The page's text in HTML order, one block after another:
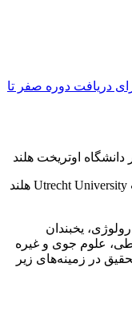
دریافت دوره صفر تا
اوتریخت هلند
یخبندان
علوم جوی و غیره
در زمینه‌های زیر